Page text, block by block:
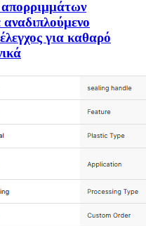
για καθαρό